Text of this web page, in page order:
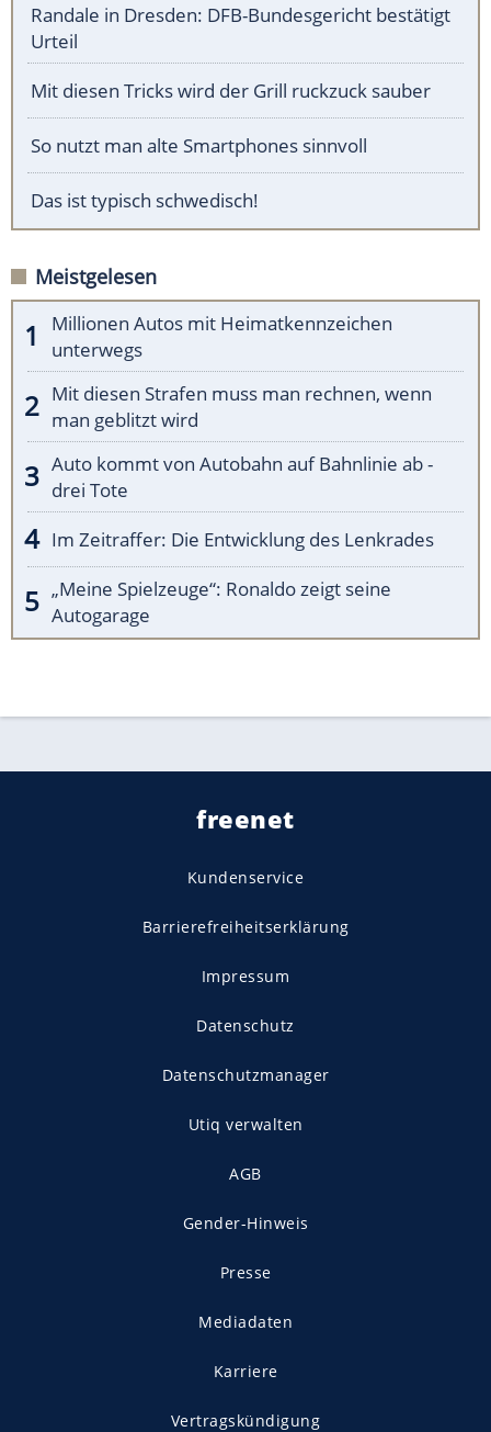
Randale in Dresden: DFB-Bundesgericht bestätigt
Urteil
Mit diesen Tricks wird der Grill ruckzuck sauber
So nutzt man alte Smartphones sinnvoll
Das ist typisch schwedisch!
Meistgelesen
Millionen Autos mit Heimatkennzeichen
unterwegs
Mit diesen Strafen muss man rechnen, wenn
man geblitzt wird
Auto kommt von Autobahn auf Bahnlinie ab -
drei Tote
Im Zeitraffer: Die Entwicklung des Lenkrades
„Meine Spielzeuge“: Ronaldo zeigt seine
Autogarage
freenet
Kundenservice
Barrierefreiheitserklärung
Impressum
Datenschutz
Datenschutzmanager
Utiq verwalten
AGB
Gender-Hinweis
Presse
Mediadaten
Karriere
Vertragskündigung